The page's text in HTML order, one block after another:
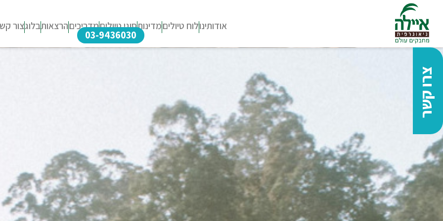
אודותינולוח טיוליםמדינותסוגי טיוליםמדריכיםהרצאותבלוגצור
03-9436030
צרו קשר